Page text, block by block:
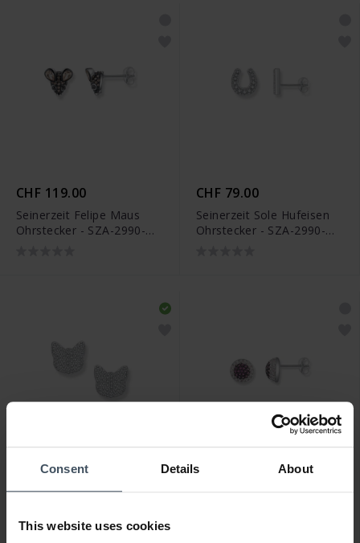
Consent Details About
This website uses cookies
CHF 119.00
Seinerzeit Felipe Maus
Ohrstecker - SZA-2990-
CHF 79.00
Seinerzeit Sole Hufeisen
Ohrstecker - SZA-2990-
Ohrstecker - SZA-2990-
276